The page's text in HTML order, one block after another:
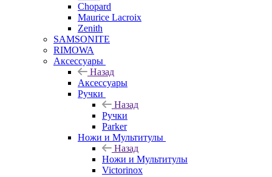
Chopard
Maurice Lacroix
Zenith
SAMSONITE
RIMOWA
Аксессуары
Назад
Аксессуары
Ручки
Назад
Ручки
Parker
Ножи и Мультитулы
Назад
Ножи и Мультитулы
Victorinox